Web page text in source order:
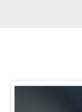
एक